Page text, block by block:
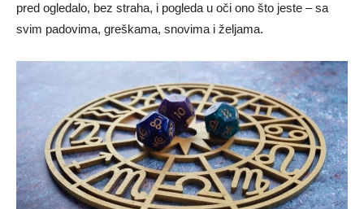
pred ogledalo, bez straha, i pogleda u oči ono što jeste – sa
svim padovima, greškama, snovima i željama.